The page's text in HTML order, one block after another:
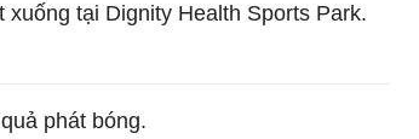
tại Dignity Health Sports Park.
phát bóng.